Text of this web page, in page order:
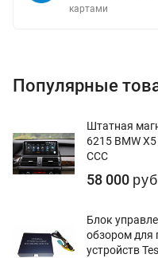
картами
Популярные
Штатная
6215 BMW
CCC
58 000 руб.
Блок
обзором для
устройств